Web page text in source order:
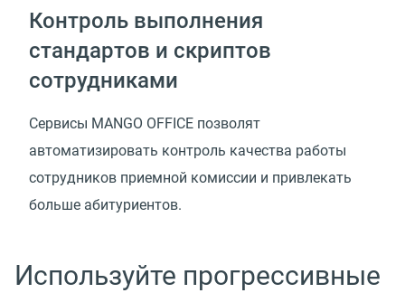
Контроль выполнения
стандартов и скриптов
сотрудниками
Сервисы MANGO OFFICE позволят
автоматизировать контроль качества работы
сотрудников приемной комиссии и привлекать
больше абитуриентов.
Используйте прогрессивные